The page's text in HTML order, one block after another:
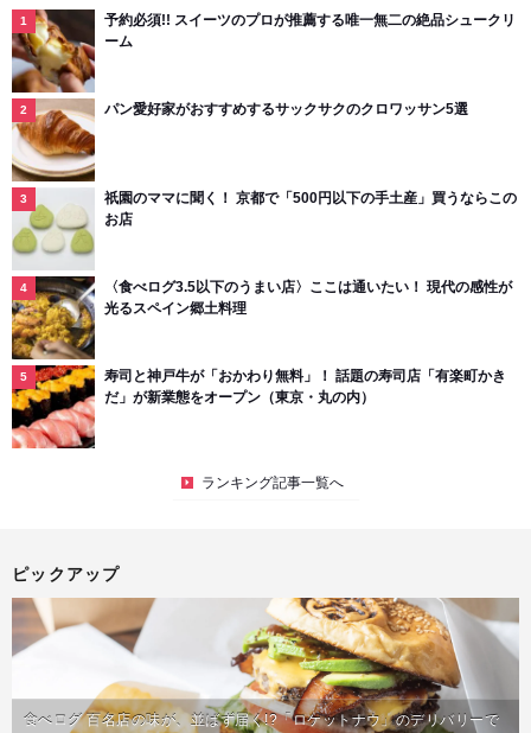
予約必須!! スイーツのプロが推薦する唯一無二の絶品シュークリ
ーム
パン愛好家がおすすめするサックサクのクロワッサン5選
祇園のママに聞く！ 京都で「500円以下の手土産」買うならこの
お店
〈食べログ3.5以下のうまい店〉ここは通いたい！ 現代の感性が
光るスペイン郷土料理
寿司と神戸牛が「おかわり無料」！ 話題の寿司店「有楽町かき
だ」が新業態をオープン（東京・丸の内）
ランキング記事一覧へ
ピックアップ
食べログ 百名店の味が、並ばず届く!?「ロケットナウ」のデリバリーで